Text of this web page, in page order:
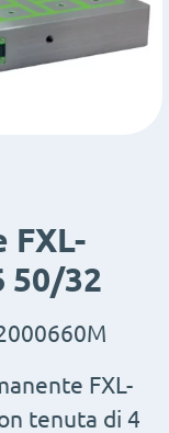
50/32
FXL-
tenuta di 4